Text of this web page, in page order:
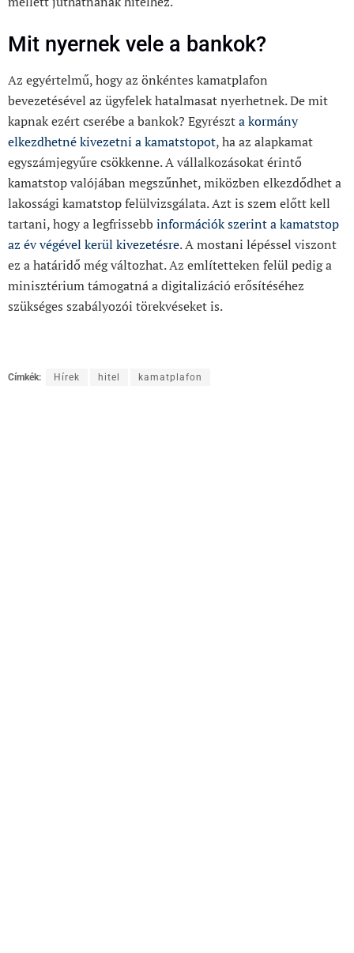
Mit nyernek vele a bankok?
Az egyértelmű, hogy az önkéntes kamatplafon
bevezetésével az ügyfelek hatalmasat nyerhetnek. De mit
kapnak ezért cserébe a bankok? Egyrészta kormány
elkezdhetné kivezetni a kamatstopot, ha az alapkamat
egyszámjegyűre csökkenne. A vállalkozásokat érintő
kamatstop valójában megszűnhet, miközben elkezdődhet a
lakossági kamatstop felülvizsgálata. Azt is szem előtt kell
tartani, hogy a legfrissebb információk szerint a kamatstop
az év végével kerül kivezetésre. A mostani lépéssel viszont
ez a határidő még változhat. Az említetteken felül pedig a
minisztérium támogatná a digitalizáció erősítéséhez
szükséges szabályozói törekvéseket is.
Címkék: Hírek hitel kamatplafon